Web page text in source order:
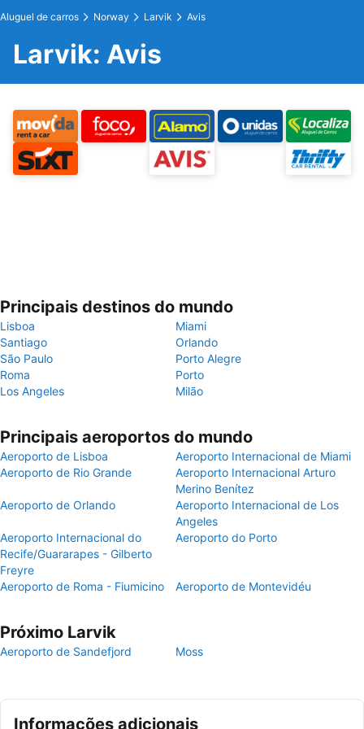
Aluguel de carros Norway Larvik Avis
Larvik: Avis
Principais destinos do mundo
Lisboa
Miami
Santiago
Orlando
São Paulo
Porto Alegre
Roma
Porto
Los Angeles
Milão
Principais aeroportos do mundo
Aeroporto de Lisboa
Aeroporto Internacional de Miami
Aeroporto de Rio Grande
Aeroporto Internacional Arturo
Merino Benítez
Aeroporto de Orlando
Aeroporto Internacional de Los
Angeles
Aeroporto Internacional do
Recife/Guararapes - Gilberto
Freyre
Aeroporto do Porto
Aeroporto de Roma - Fiumicino Aeroporto de Montevidéu
Próximo Larvik
Aeroporto de Sandefjord Moss
Informações adicionais